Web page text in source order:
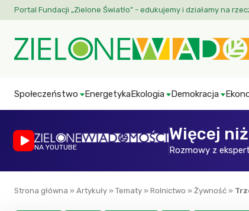
Portal Fundacji „Zielone Światło” - edukujemy i działamy na
Społeczeństwo EnergetykaEkologia Demokracja
NA YOUTUBE
Więcej niż
Rozmowy z
Strona główna » Artykuły » Tematy » Rolnictwo » Żywność »